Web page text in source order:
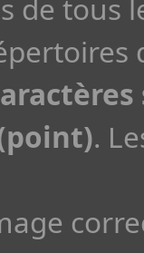
de tous
.